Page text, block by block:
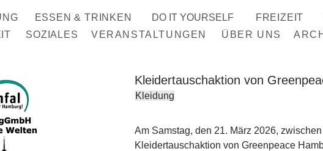
DO IT YOURSELF FREIZEIT
ESSEN & TRINKEN
SOZIALES
VERANSTALTUNGEN ÜBER UNS
Kleidertauschaktion von
Kleidung
Am Samstag, den 21. März 2026,
Kleidertauschaktion von Greenpeace